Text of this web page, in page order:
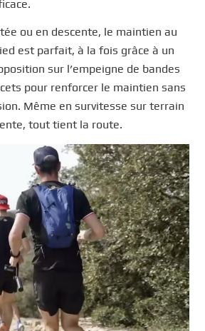
ou en descente, le maintien au
est parfait, à la fois grâce à un
sur l’empeigne de bandes
pour renforcer le maintien sans
Même en survitesse sur terrain
tout tient la route.